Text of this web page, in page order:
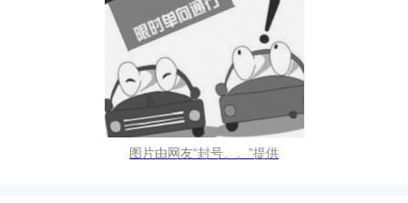
图片由网友“封号、。”提供